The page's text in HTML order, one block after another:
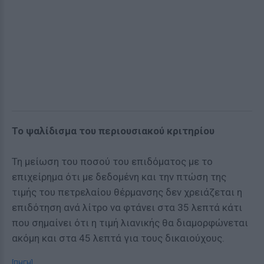
Το ψαλίδισμα του περιουσιακού κριτηρίου
Τη μείωση του ποσού του επιδόματος με το
επιχείρημα ότι με δεδομένη και την πτώση της
τιμής του πετρελαίου θέρμανσης δεν χρειάζεται η
επιδότηση ανά λίτρο να φτάνει στα 35 λεπτά κάτι
που σημαίνει ότι η τιμή λιανικής θα διαμορφώνεται
ακόμη και στα 45 λεπτά για τους δικαιούχους.